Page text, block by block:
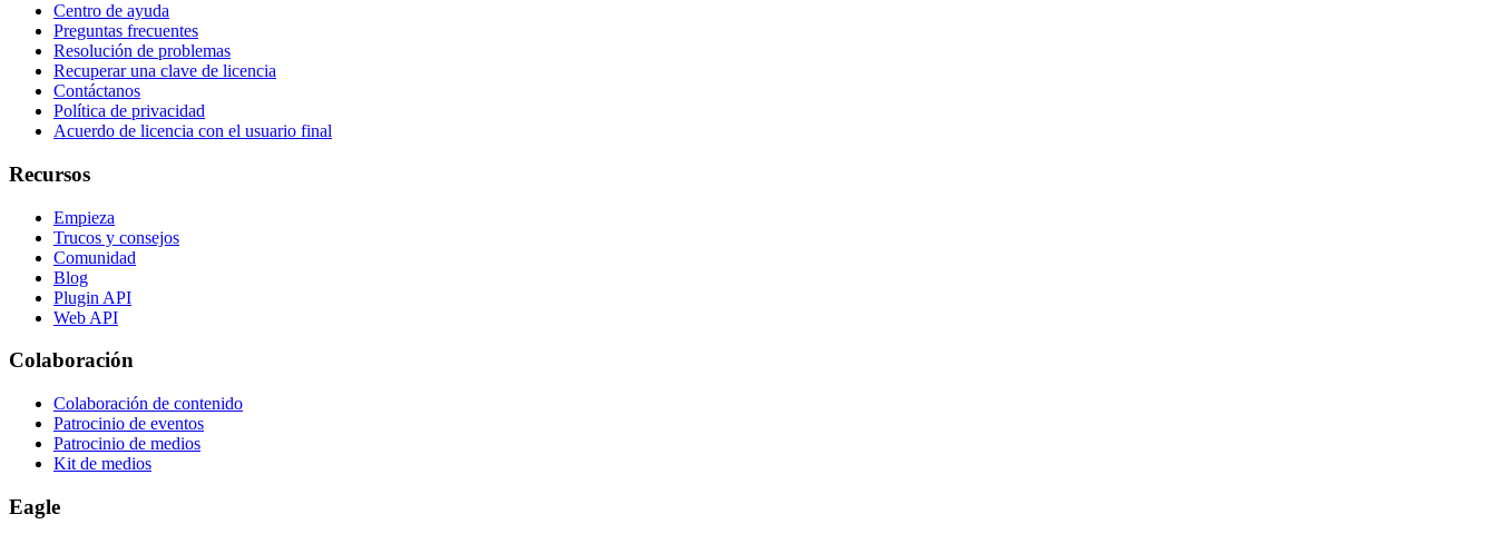
Centro de ayuda
Preguntas frecuentes
Resolución de problemas
Recuperar una clave de licencia
Contáctanos
Política de privacidad
Acuerdo de licencia con el usuario final
Recursos
Empieza
Trucos y consejos
Comunidad
Blog
Plugin API
Web API
Colaboración
Colaboración de contenido
Patrocinio de eventos
Patrocinio de medios
Kit de medios
Eagle